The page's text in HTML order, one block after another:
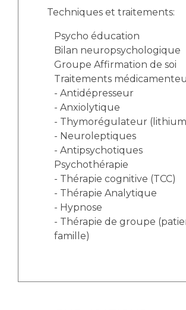
Techniques et traitements:
Psycho éducation
Bilan neuropsychologique
Groupe Affirmation de soi
Traitements
- Antidépresseur
- Anxiolytique
- Thymorégulateur
- Neuroleptiques
- Antipsychotiques
Psychothérapie
- Thérapie cognitive (TCC)
- Thérapie Analytique
- Hypnose
- Thérapie de groupe
famille)